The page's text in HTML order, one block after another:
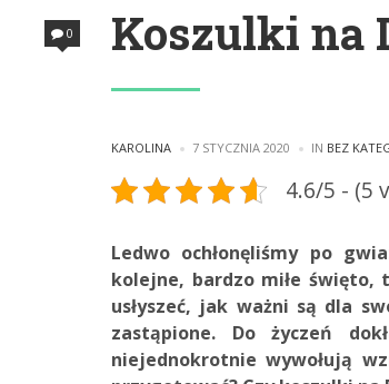
Koszulki na
POSTED
KAROLINA 7 STYCZNIA 2020 IN POSTED
BEZ
0
4.6/5 - (5
Ledwo ochłonęliśmy po
kolejne, bardzo miłe
usłyszeć, jak ważni są dla
zastąpione. Do życzeń
niejednokrotnie wywołują